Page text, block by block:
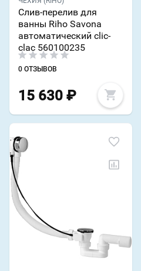
Слив-перелив для
ванны Riho Savona
автоматический clic-
clac 560100235
0 ОТЗЫВОВ
15 630 ₽